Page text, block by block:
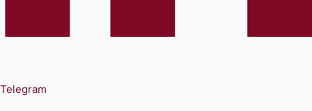
Telegram